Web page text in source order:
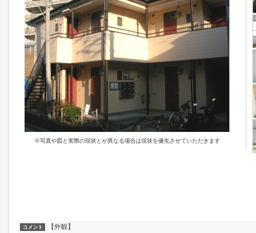
※写真や図と実際の現状とが異なる場合は現状を優先させていただきます
コメント 【外観】